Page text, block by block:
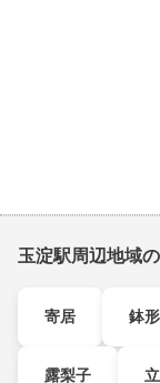
玉淀駅周辺地域
寄居 鉢形
露梨子